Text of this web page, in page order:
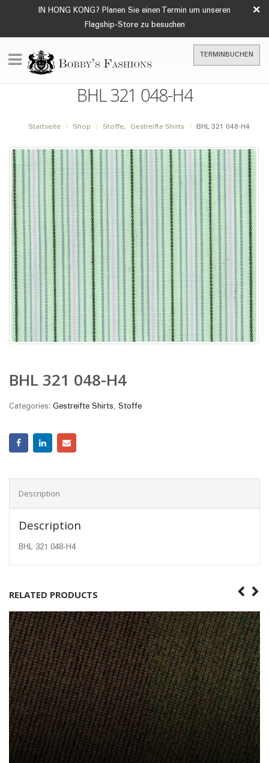
IN HONG KONG? Planen Sie einen Termin um unseren
Flagship-Store zu besuchen
×
TERMINBUCHEN
BHL 321 048-H4
Startseite Shop Stoffe, Gestreifte Shirts BHL 321 048-H4
BHL 321 048-H4
Categories: Gestreifte Shirts, Stoffe
Description
Description
BHL 321 048-H4
RELATED PRODUCTS